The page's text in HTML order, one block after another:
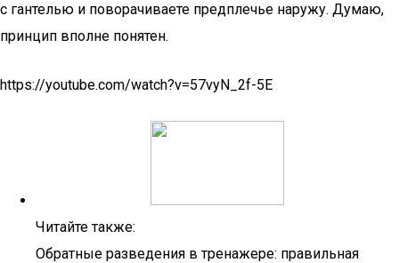
с гантелью и поворачиваете предплечье наружу. Думаю,
принцип вполне понятен.
https://youtube.com/watch?v=57vyN_2f-5E
Читайте также:
Обратные разведения в тренажере: правильная